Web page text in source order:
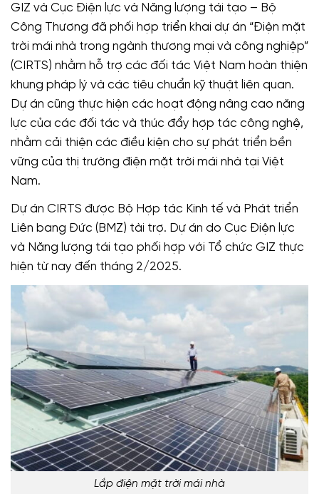
GIZ và Cục Điện lực và Năng lượng tái tạo – Bộ
Công Thương đã phối hợp triển khai dự án “Điện mặt
trời mái nhà trong ngành thương mại và công nghiệp”
(CIRTS) nhằm hỗ trợ các đối tác Việt Nam hoàn thiện
khung pháp lý và các tiêu chuẩn kỹ thuật liên quan.
Dự án cũng thực hiện các hoạt động nâng cao năng
lực của các đối tác và thúc đẩy hợp tác công nghệ,
nhằm cải thiện các điều kiện cho sự phát triển bền
vững của thị trường điện mặt trời mái nhà tại Việt
Nam.
Dự án CIRTS được Bộ Hợp tác Kinh tế và Phát triển
Liên bang Đức (BMZ) tài trợ. Dự án do Cục Điện lực
và Năng lượng tái tạo phối hợp với Tổ chức GIZ thực
hiện từ nay đến tháng 2/2025.
Lắp điện mặt trời mái nhà